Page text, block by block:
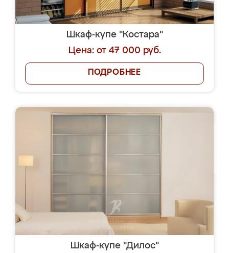
Шкаф-купе "Костара"
Цена: от 47 000 руб.
ПОДРОБНЕЕ
Шкаф-купе "Дилос"